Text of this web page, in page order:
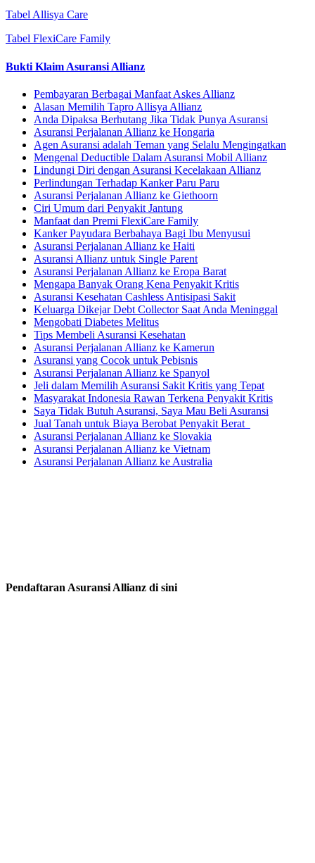
Tabel Allisya Care
Tabel FlexiCare Family
Bukti Klaim Asuransi Allianz
Pembayaran Berbagai Manfaat Askes Allianz
Alasan Memilih Tapro Allisya Allianz
Anda Dipaksa Berhutang Jika Tidak Punya Asuransi
Asuransi Perjalanan Allianz ke Hongaria
Agen Asuransi adalah Teman yang Selalu Mengingatkan
Mengenal Deductible Dalam Asuransi Mobil Allianz
Lindungi Diri dengan Asuransi Kecelakaan Allianz
Perlindungan Terhadap Kanker Paru Paru
Asuransi Perjalanan Allianz ke Giethoorn
Ciri Umum dari Penyakit Jantung
Manfaat dan Premi FlexiCare Family
Kanker Payudara Berbahaya Bagi Ibu Menyusui
Asuransi Perjalanan Allianz ke Haiti
Asuransi Allianz untuk Single Parent
Asuransi Perjalanan Allianz ke Eropa Barat
Mengapa Banyak Orang Kena Penyakit Kritis
Asuransi Kesehatan Cashless Antisipasi Sakit
Keluarga Dikejar Debt Collector Saat Anda Meninggal
Mengobati Diabetes Melitus
Tips Membeli Asuransi Kesehatan
Asuransi Perjalanan Allianz ke Kamerun
Asuransi yang Cocok untuk Pebisnis
Asuransi Perjalanan Allianz ke Spanyol
Jeli dalam Memilih Asuransi Sakit Kritis yang Tepat
Masyarakat Indonesia Rawan Terkena Penyakit Kritis
Saya Tidak Butuh Asuransi, Saya Mau Beli Asuransi
Jual Tanah untuk Biaya Berobat Penyakit Berat
Asuransi Perjalanan Allianz ke Slovakia
Asuransi Perjalanan Allianz ke Vietnam
Asuransi Perjalanan Allianz ke Australia
Pendaftaran Asuransi Allianz di sini